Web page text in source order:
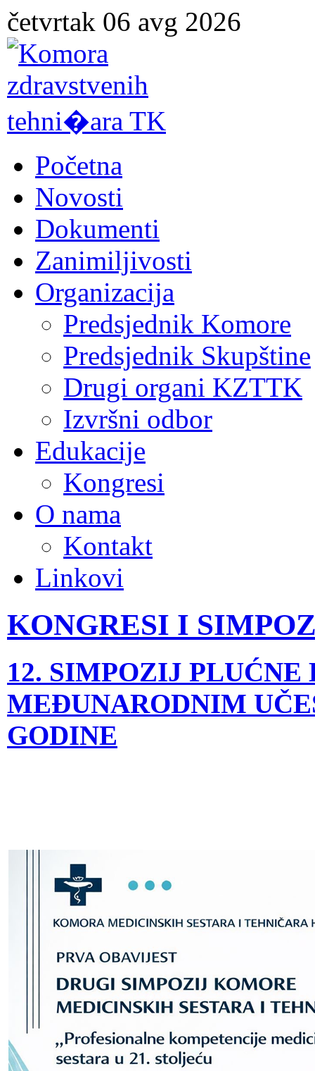
četvrtak 06 avg 2026
Početna
Novosti
Dokumenti
Zanimiljivosti
Organizacija
Predsjednik Komore
Predsjednik Skupštine
Drugi organi KZTTK
Izvršni odbor
Edukacije
Kongresi
O nama
Kontakt
Linkovi
KONGRESI I
12. SIMPOZIJ PLUĆNE
MEĐUNARODNIM
GODINE